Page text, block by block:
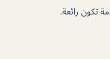
تكون رائعة.